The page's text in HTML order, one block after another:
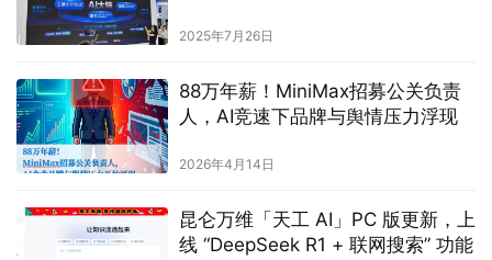
2025年7月26日
88万年薪！MiniMax招募公关负责
人，AI竞速下品牌与舆情压力浮现
2026年4月14日
昆仑万维「天工 AI」PC 版更新，上
线 “DeepSeek R1 + 联网搜索” 功能